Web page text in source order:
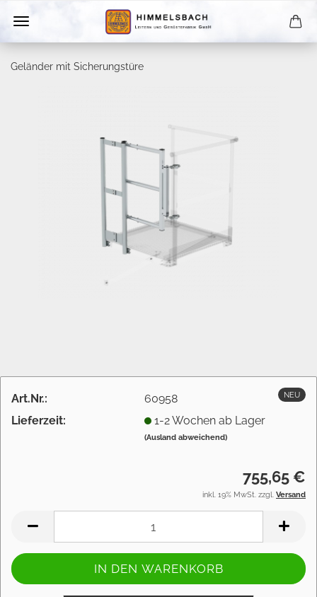
Geländer mit Sicherungstüre
NEU
Art.Nr.:
60958
Lieferzeit:
1-2 Wochen ab Lager
(Ausland abweichend)
755,65 €
inkl. 19% MwSt. zzgl. Versand